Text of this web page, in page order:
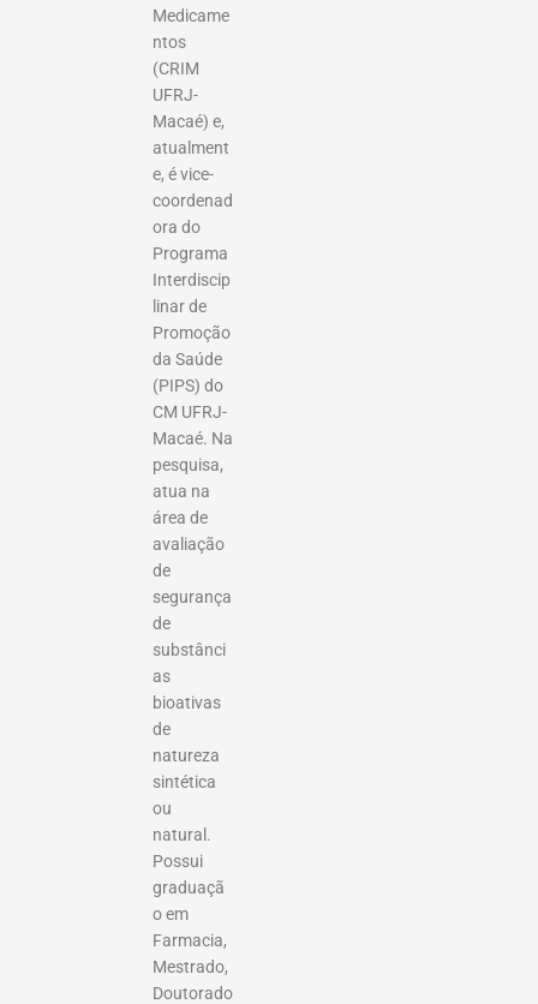
Medicame
ntos
(CRIM
UFRJ-
Macaé) e,
atualment
e, é vice-
coordenad
ora do
Programa
Interdiscip
linar de
Promoção
da Saúde
(PIPS) do
CM UFRJ-
Macaé. Na
pesquisa,
atua na
área de
avaliação
de
segurança
de
substânci
as
bioativas
de
natureza
sintética
ou
natural.
Possui
graduaçã
o em
Farmacia,
Mestrado,
Doutorado